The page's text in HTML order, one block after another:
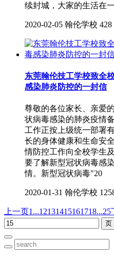
续封城，大家的生活在一
2020-02-05 翰伦学校 428
东莞翰伦技工学校致全
感染肺炎防控的一封信
尊敬的各位家长、亲
状病毒感染的肺炎疫情
工作正按上级统一部署
长的身体健康和生命安
情防控工作向全校学生
要了解新型冠状病毒感
情。新型冠状病毒"20
2020-01-31 翰伦学校
上一页1...12131415161718...25